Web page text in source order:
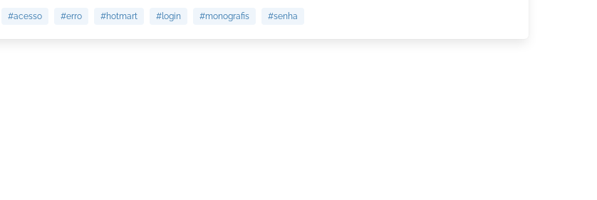
#acesso #erro #hotmart #login #monografis #senha